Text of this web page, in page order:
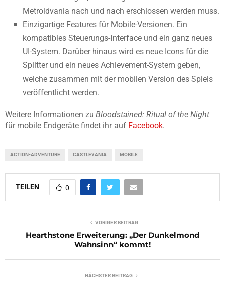
Metroidvania nach und nach erschlossen werden muss.
Einzigartige Features für Mobile-Versionen. Ein
kompatibles Steuerungs-Interface und ein ganz neues
UI-System. Darüber hinaus wird es neue Icons für die
Splitter und ein neues Achievement-System geben,
welche zusammen mit der mobilen Version des Spiels
veröffentlicht werden.
Weitere Informationen zu Bloodstained: Ritual of the Night
für mobile Endgeräte findet ihr auf Facebook.
ACTION-ADVENTURE CASTLEVANIA MOBILE
TEILEN 0
VORIGER BEITRAG
Hearthstone Erweiterung: „Der Dunkelmond
Wahnsinn“ kommt!
NÄCHSTER BEITRAG